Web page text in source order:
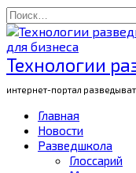
Перейти
к
содержанию
Search
for:
Технологии
интернет-портал
Главная
Новости
Разведшкола
Глоссарий